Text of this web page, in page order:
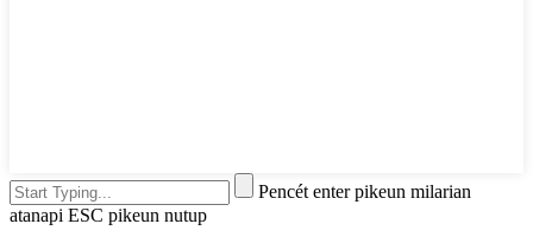
Pencét enter pikeun milarian
atanapi ESC pikeun nutup